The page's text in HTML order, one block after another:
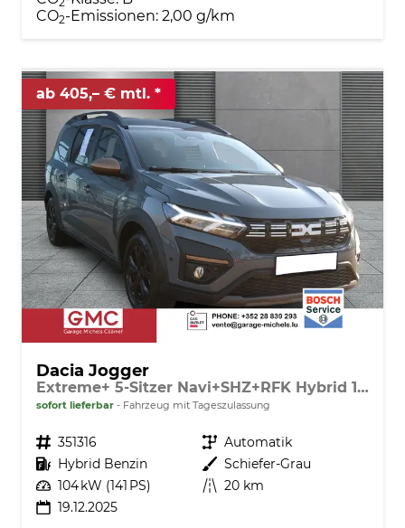
CO2-Emissionen: 2,00 g/km
ab 405,– € mtl.
Dacia Jogger
Extreme+ 5-Sitzer Navi+SHZ+RFK Hybrid 140
sofort lieferbar Fahrzeug mit Tageszulassung
Fahrzeugnr. 351316 Getriebe Automatik
Kraftstoff Hybrid Benzin Außenfarbe Schiefer-Grau
Leistung 104 kW (141 PS) Kilometerstand 20 km
19.12.2025